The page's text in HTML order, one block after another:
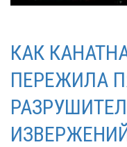
КАК
ПЕРЕЖИЛА